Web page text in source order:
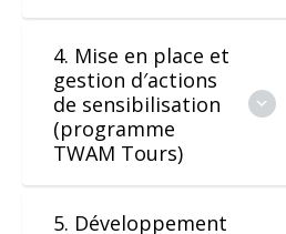
4. Mise en place et
gestion d′actions
de sensibilisation
(programme
TWAM Tours)
5. Développement